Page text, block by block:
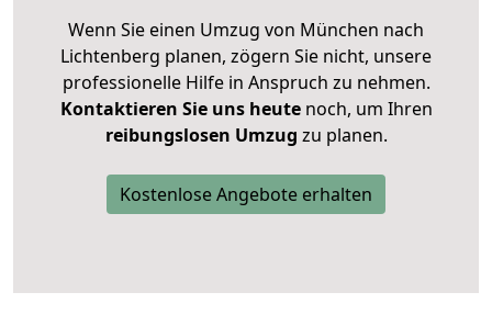
Wenn Sie einen Umzug von München nach
Lichtenberg planen, zögern Sie nicht, unsere
professionelle Hilfe in Anspruch zu nehmen.
Kontaktieren Sie uns heutenoch, um Ihren
reibungslosen Umzug zu planen.
Kostenlose Angebote erhalten